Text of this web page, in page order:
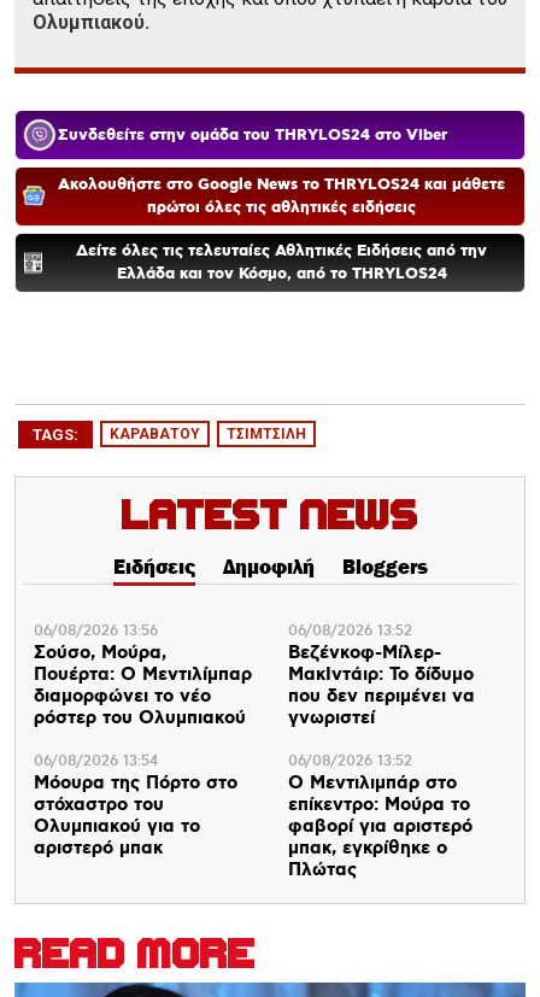
Ολυμπιακού.
Συνδεθείτε στην ομάδα του THRYLOS24 στο Viber
Ακολουθήστε στο Google News το THRYLOS24 και μάθετε
πρώτοι όλες τις αθλητικές ειδήσεις
Δείτε όλες τις τελευταίες Αθλητικές Ειδήσεις από την
Ελλάδα και τον Κόσμο, από το THRYLOS24
TAGS: ΚΑΡΑΒΑΤΟΥ ΤΣΙΜΤΣΙΛΗ
Latest News
Ειδήσεις Δημοφιλή Bloggers
06/08/2026 13:56
Σούσο, Μούρα,
Πουέρτα: Ο Μεντιλίμπαρ
διαμορφώνει το νέο
ρόστερ του Ολυμπιακού
06/08/2026 13:54
Μόουρα της Πόρτο στο
στόχαστρο του
Ολυμπιακού για το
αριστερό μπακ
06/08/2026 13:52
Βεζένκοφ-Μίλερ-
ΜακΙντάιρ: Το δίδυμο
που δεν περιμένει να
γνωριστεί
06/08/2026 13:52
Ο Μεντιλιμπάρ στο
επίκεντρο: Μούρα το
φαβορί για αριστερό
μπακ, εγκρίθηκε ο
Πλώτας
READ MORE